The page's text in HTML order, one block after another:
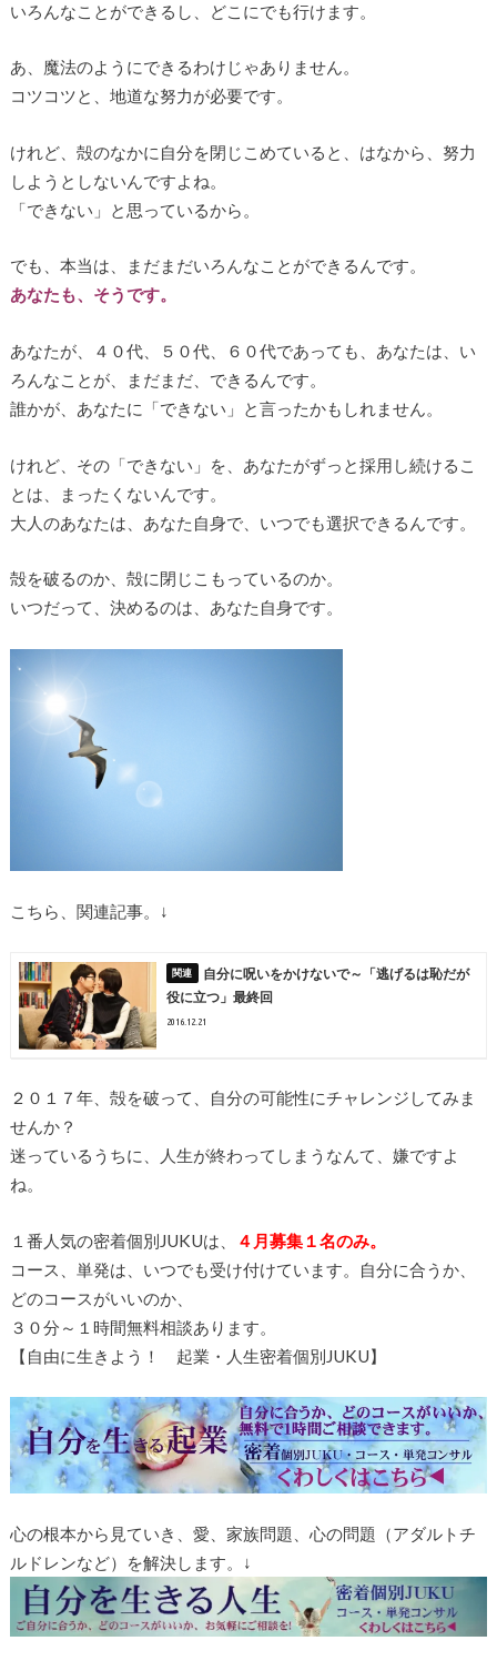
いろんなことができるし、どこにでも行けます。
あ、魔法のようにできるわけじゃありません。
コツコツと、地道な努力が必要です。
けれど、殻のなかに自分を閉じこめていると、はなから、努力
しようとしないんですよね。
「できない」と思っているから。
でも、本当は、まだまだいろんなことができるんです。
あなたも、そうです。
あなたが、４０代、５０代、６０代であっても、あなたは、い
ろんなことが、まだまだ、できるんです。
誰かが、あなたに「できない」と言ったかもしれません。
けれど、その「できない」を、あなたがずっと採用し続けるこ
とは、まったくないんです。
大人のあなたは、あなた自身で、いつでも選択できるんです。
殻を破るのか、殻に閉じこもっているのか。
いつだって、決めるのは、あなた自身です。
こちら、関連記事。↓
自分に呪いをかけないで～「逃げるは恥だが
役に立つ」最終回
2016.12.21
２０１７年、殻を破って、自分の可能性にチャレンジしてみま
せんか？
迷っているうちに、人生が終わってしまうなんて、嫌ですよ
ね。
１番人気の密着個別JUKUは、
４月募集１名のみ。
コース、単発は、いつでも受け付けています。自分に合うか、
どのコースがいいのか、
３０分～１時間無料相談あります。
【自由に生きよう！ 起業・人生密着個別JUKU】
心の根本から見ていき、愛、家族問題、心の問題（アダルトチ
ルドレンなど）を解決します。↓